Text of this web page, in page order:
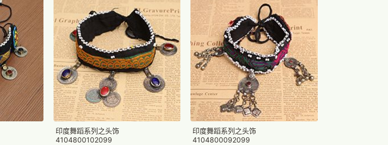
印度舞蹈系列之头饰
4104800102099
印度舞蹈系列之头饰
4104800092099